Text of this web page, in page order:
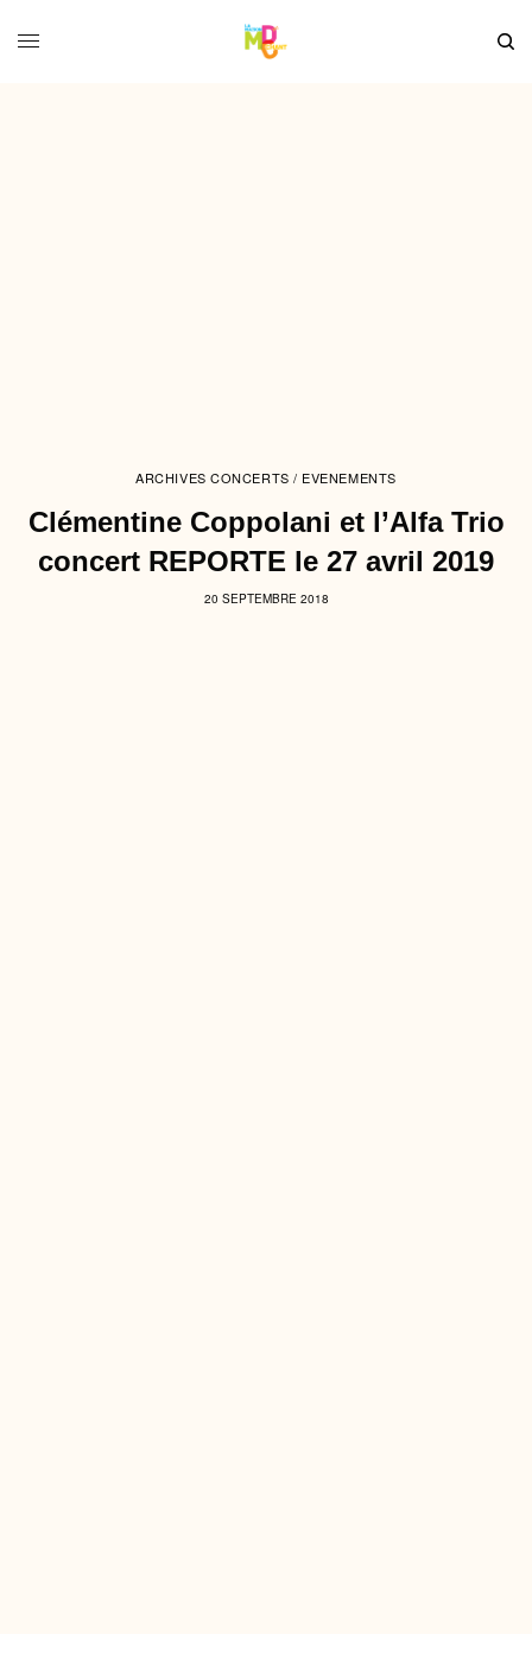
ARCHIVES CONCERTS / EVENEMENTS
Clémentine Coppolani et l’Alfa Trio
concert REPORTE le 27 avril 2019
20 SEPTEMBRE 2018